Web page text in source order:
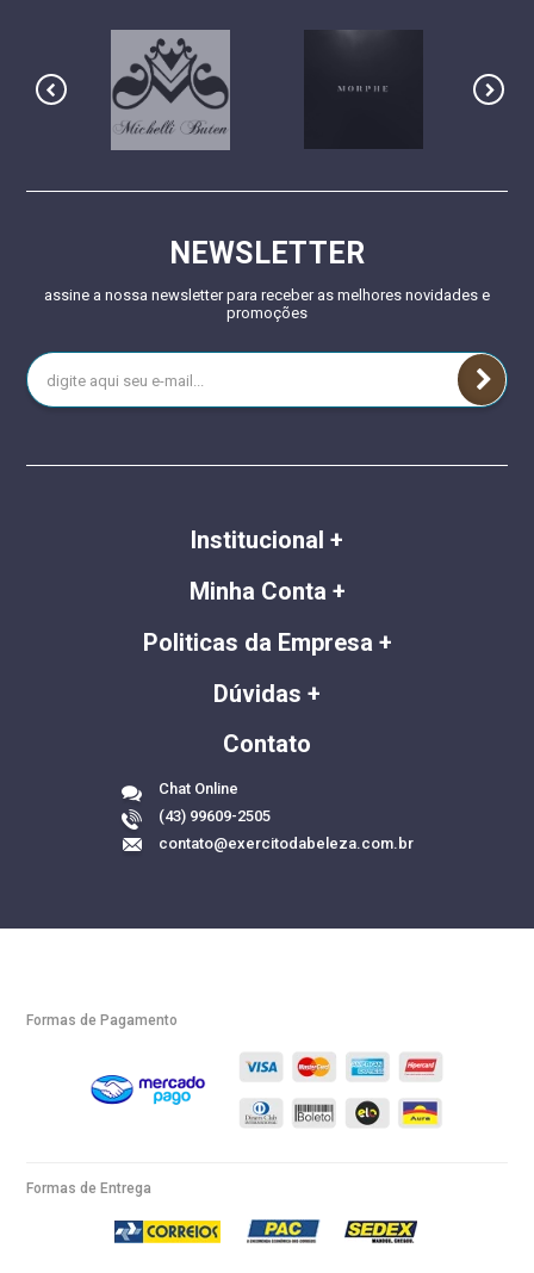
NEWSLETTER
assine a nossa newsletter para receber as melhores novidades e
promoções
Institucional
Minha Conta
Politicas da Empresa
Dúvidas
Contato
Chat Online
(43) 99609-2505
contato@exercitodabeleza.com.br
Formas de Pagamento
Formas de Entrega